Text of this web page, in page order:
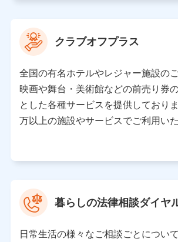
上記に係る案内・手続き・管理等付帯
【当該個人データの管理について責任を有
所・代表者名】
当該個人データを取り扱う各共同利用者（
り）
東京都千代田区永田町2丁目11番1号 山王
株式会社NTTドコモ 代表取締役社長 前
東京都中央区日本橋人形町2-14-10 アー
ビル 3F
※ 当社および株式会社NTTドコモは、お
データ憲章」に定める行動原則を順守し
クラブオフプラス
全国の有名ホテルやレジャー施設の
映画や舞台・美術館などの前売り券
とした各種サービスを提供しており
万以上の施設やサービスでご利用いた
暮らしの法律相談ダイヤ
日常生活の様々なご相談ごとについ